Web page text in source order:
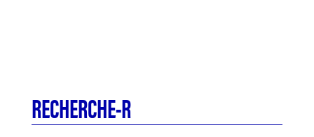
RECHERCHE-R